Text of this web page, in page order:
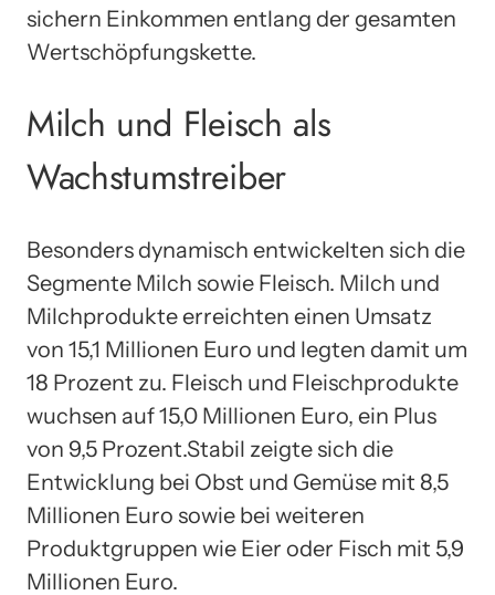
sichern Einkommen entlang der gesamten
Wertschöpfungskette.
Milch und Fleisch als
Wachstumstreiber
Besonders dynamisch entwickelten sich die
Segmente Milch sowie Fleisch. Milch und
Milchprodukte erreichten einen Umsatz
von 15,1 Millionen Euro und legten damit um
18 Prozent zu. Fleisch und Fleischprodukte
wuchsen auf 15,0 Millionen Euro, ein Plus
von 9,5 Prozent.Stabil zeigte sich die
Entwicklung bei Obst und Gemüse mit 8,5
Millionen Euro sowie bei weiteren
Produktgruppen wie Eier oder Fisch mit 5,9
Millionen Euro.